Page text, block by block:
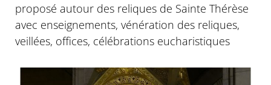
proposé autour des reliques de Sainte Thérèse
avec enseignements, vénération des reliques,
veillées, offices, célébrations eucharistiques